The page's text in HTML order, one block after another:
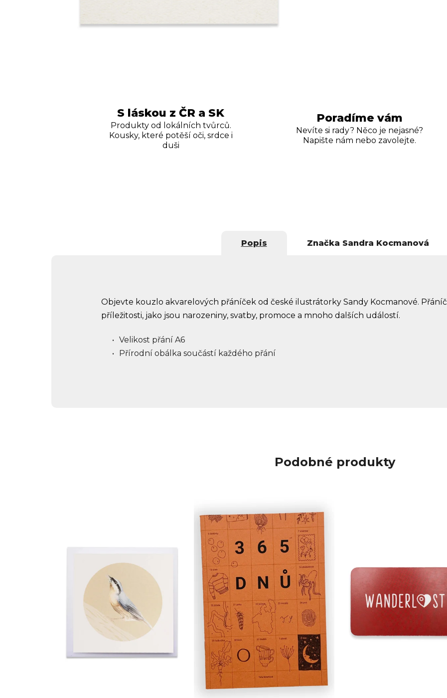
S láskou z ČR a SK
Produkty od lokálních tvůrců.
Kousky, které potěší oči, srdce i
duši
Poradíme vám
Nevíte si rady? Něco je nejasné?
Napište nám nebo zavolejte.
Popis Značka Sandra Kocmanová
Objevte kouzlo akvarelových přáníček od české ilustrátorky Sandy Kocmanové.
příležitosti, jako jsou narozeniny, svatby, promoce a mnoho dalších událostí.
Velikost přání A6
Přírodní obálka součástí každého přání
Podobné produkty